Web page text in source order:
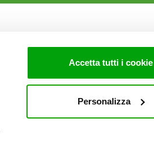
Accetta tutti i cookie
Personalizza